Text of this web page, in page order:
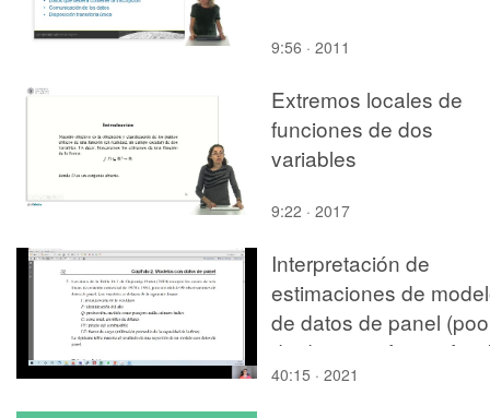
9:56 · 2011
Extremos locales de
funciones de dos
variables
9:22 · 2017
Interpretación de
estimaciones de
de datos de panel
de datos y efectos
40:15 · 2021